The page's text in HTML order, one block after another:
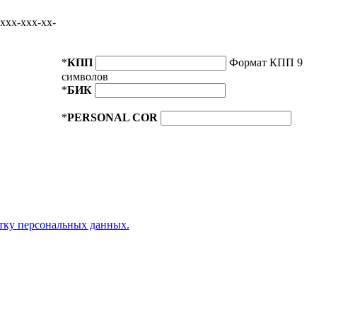
xxx-xx-
*КПП
Формат КПП 9
символов
*БИК
*PERSONAL COR
персональных данных.